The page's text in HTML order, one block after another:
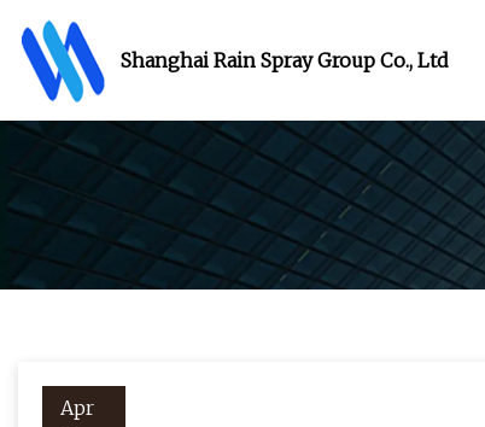
Shanghai Rain Spray Group Co., Ltd
Apr